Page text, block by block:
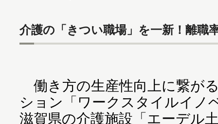
介護の「きつい職場」を一新！離職
働き方の生産性向上に繋が
ション「ワークスタイルイノ
滋賀県の介護施設「エーデル